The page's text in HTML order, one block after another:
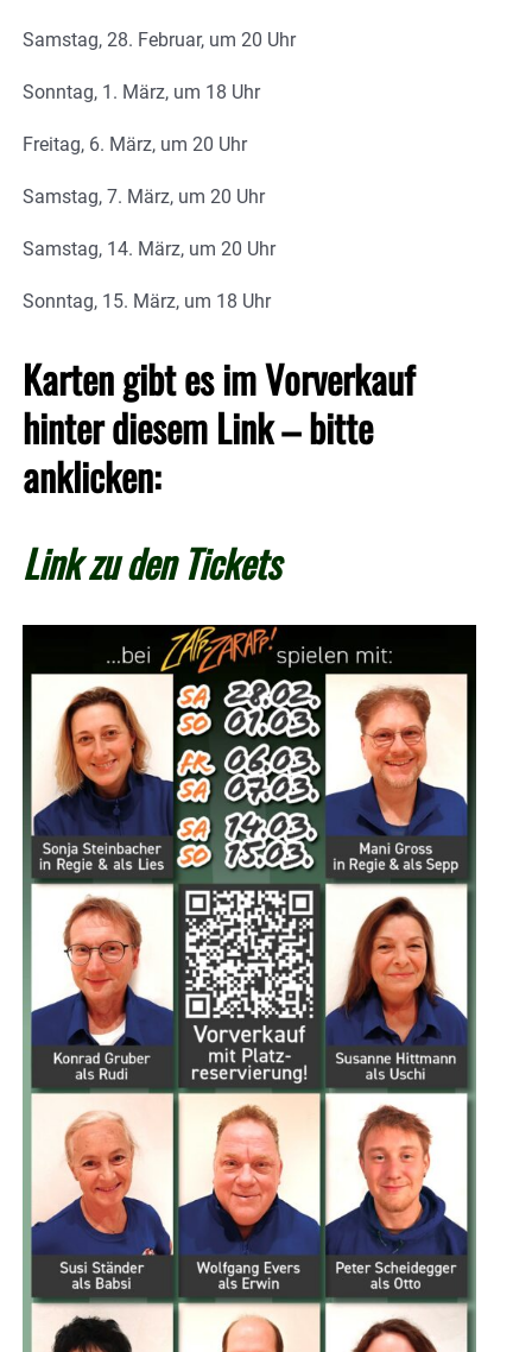
Samstag, 28. Februar, um 20 Uhr
Sonntag, 1. März, um 18 Uhr
Freitag, 6. März, um 20 Uhr
Samstag, 7. März, um 20 Uhr
Samstag, 14. März, um 20 Uhr
Sonntag, 15. März, um 18 Uhr
Karten gibt es im Vorverkauf
hinter diesem Link – bitte
anklicken:
Link zu den Tickets